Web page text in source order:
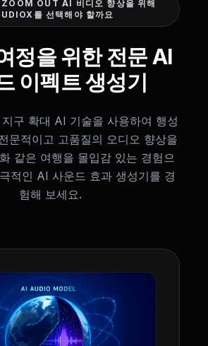
OUT AI 비디오 향상을 위해
를 선택해야 할까요
정을 위한 전문 AI
이펙트 생성기
구 확대 AI 기술을 사용하여 행성
문적이고 고품질의 오디오 향상을
같은 여행을 몰입감 있는 경험으
적인 AI 사운드 효과 생성기를 경
험해 보세요.